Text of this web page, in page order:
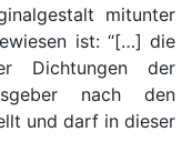
mitunter
ist: “[…] die
Dichtungen der
nach den
und darf in dieser